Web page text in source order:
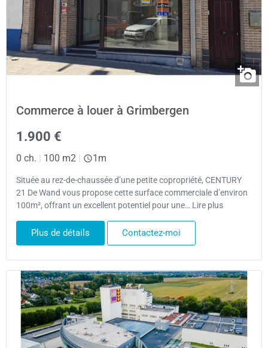
Commerce à louer à Grimbergen
1.900 €
0 ch. | 100 m2 | 1m
Située au rez-de-chaussée d’une petite copropriété, CENTURY
21 De Wand vous propose cette surface commerciale d’environ
100m², offrant un excellent potentiel pour une… Lire plus
Plus de détails Contactez-moi